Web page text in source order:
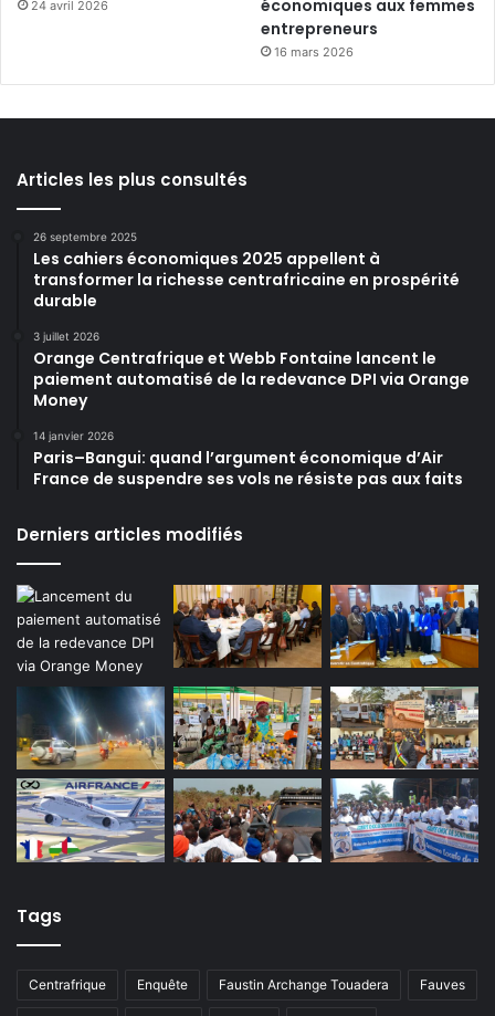
24 avril 2026
économiques aux femmes
entrepreneurs
16 mars 2026
Articles les plus consultés
26 septembre 2025
Les cahiers économiques 2025 appellent à
transformer la richesse centrafricaine en prospérité
durable
3 juillet 2026
Orange Centrafrique et Webb Fontaine lancent le
paiement automatisé de la redevance DPI via Orange
Money
14 janvier 2026
Paris–Bangui: quand l’argument économique d’Air
France de suspendre ses vols ne résiste pas aux faits
Derniers articles modifiés
Tags
Centrafrique Enquête Faustin Archange Touadera Fauves